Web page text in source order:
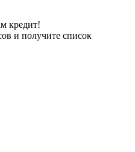
кредит!
и получите список